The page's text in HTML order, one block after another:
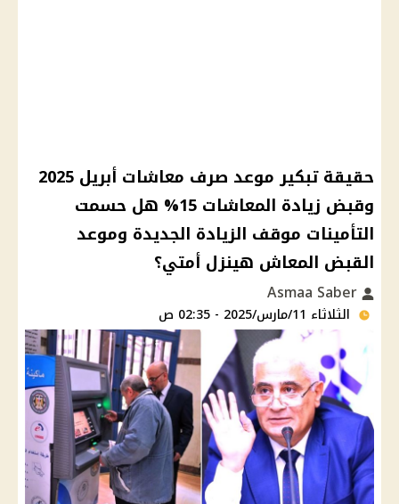
حقيقة تبكير موعد صرف معاشات أبريل 2025
وقبض زيادة المعاشات 15% هل حسمت
التأمينات موقف الزيادة الجديدة وموعد
القبض المعاش هينزل أمتي؟
الثلاثاء 11/مارس/2025 - 02:35 ص